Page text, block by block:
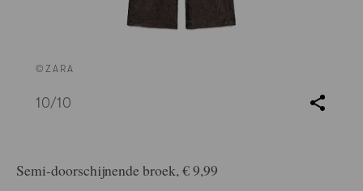
©ZARA
10/10
Semi-doorschijnende broek, € 9,99